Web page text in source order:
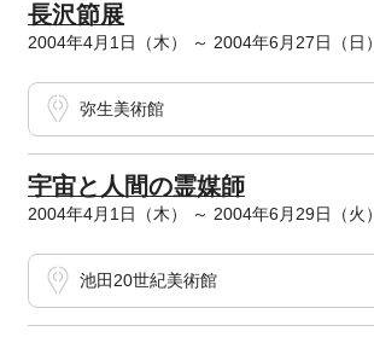
長沢節展
2004年4月1日（木） ～ 2004年6月27日（日）
弥生美術館
宇宙と人間の霊媒師
2004年4月1日（木） ～ 2004年6月29日（火）
池田20世紀美術館